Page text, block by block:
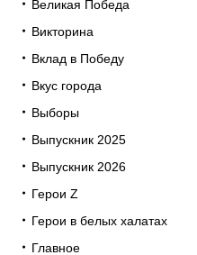
Великая Победа
Викторина
Вклад в Победу
Вкус города
Выборы
Выпускник 2025
Выпускник 2026
Герои Z
Герои в белых халатах
Главное